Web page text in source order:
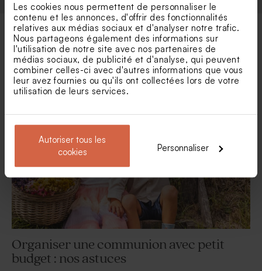
Les cookies nous permettent de personnaliser le
contenu et les annonces, d'offrir des fonctionnalités
relatives aux médias sociaux et d'analyser notre trafic.
Nous partageons également des informations sur
l'utilisation de notre site avec nos partenaires de
médias sociaux, de publicité et d'analyse, qui peuvent
combiner celles-ci avec d'autres informations que vous
leur avez fournies ou qu'ils ont collectées lors de votre
utilisation de leurs services.
Autoriser tous les
cookies
Personnaliser
Pour plus d'inspiration.
Organiser une communion avec petit
budget : nos astuces